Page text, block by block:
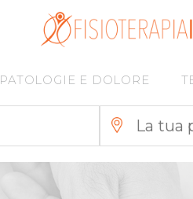
PATOLOGIE E DOLORE